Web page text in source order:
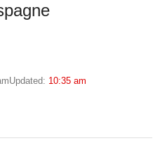
Updated: 10:35 am